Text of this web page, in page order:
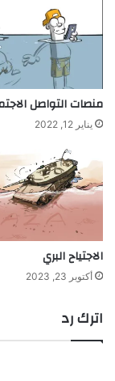
منصات التواصل
يناير 12, 2022
الاجتياح البري
أكتوبر 23, 2023
اترك رد